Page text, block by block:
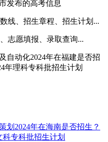
发布的高考信息
线、招生章程、招生计划...
志愿填报、录取查询...
划2024年在海南是否招生？
专科批招生计划